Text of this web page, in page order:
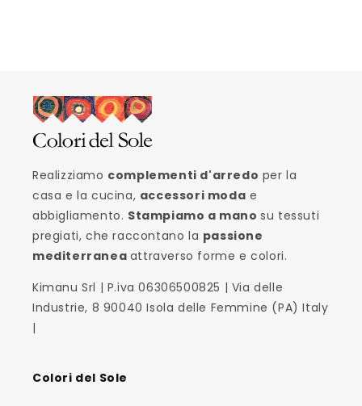
Realizziamo complementi d'arredo per la
casa e la cucina, accessori moda e
abbigliamento. Stampiamo a manosu tessuti
pregiati, che raccontano la passione
mediterranea attraverso forme e colori.
Kimanu Srl | P.iva 06306500825 | Via delle
Industrie, 8 90040 Isola delle Femmine (PA) Italy
|
Colori del Sole